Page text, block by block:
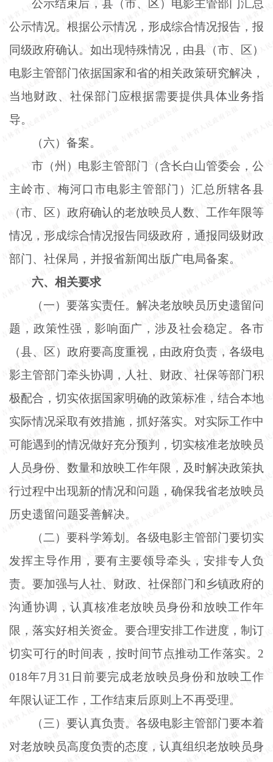
公示结束后，县（市、区）电影主管部门汇总
公示情况。根据公示情况，形成综合情况报告，报
同级政府确认。如出现特殊情况，由县（市、区）
电影主管部门依据国家和省的相关政策研究解决，
当地财政、社保部门应根据需要提供具体业务指
导。
（六）备案。
市（州）电影主管部门（含长白山管委会，公
主岭市、梅河口市电影主管部门）汇总所辖各县
（市、区）政府确认的老放映员人数、工作年限等
情况，形成综合情况报告同级政府，通报同级财政
部门、社保局，并报省新闻出版广电局备案。
六、相关要求
（一）要落实责任。解决老放映员历史遗留问
题，政策性强，影响面广，涉及社会稳定。各市
（县、区）政府要高度重视，由政府负责，各级电
影主管部门牵头协调，人社、财政、社保等部门积
极配合，切实依据国家明确的政策标准，结合本地
实际情况采取有效措施，抓好落实。对实际工作中
可能遇到的情况做好充分预判，切实核准老放映员
人员身份、数量和放映工作年限，及时解决政策执
行过程中出现新的情况和问题，确保我省老放映员
历史遗留问题妥善解决。
（二）要科学筹划。各级电影主管部门要切实
发挥主导作用，要有主要领导牵头，安排专人负
责。要加强与人社、财政、社保部门和乡镇政府的
沟通协调，认真核准老放映员身份和放映工作年
限，落实好相关资金。要合理安排工作进度，制订
切实可行的时间表，按时间节点推动工作落实。 2
018年7月31日前要完成老放映员身份和放映工作
年限认证工作，工作结束后原则上不再受理。
（三）要认真负责。各级电影主管部门要本着
对老放映员高度负责的态度，认真组织老放映员身